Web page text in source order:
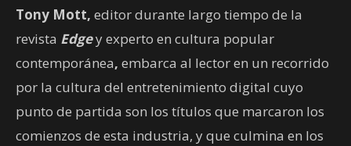
Tony Mott, editor durante largo tiempo de la
revista Edgey experto en cultura popular
contemporánea, embarca al lector en un recorrido
por la cultura del entretenimiento digital cuyo
punto de partida son los títulos que marcaron los
comienzos de esta industria, y que culmina en los